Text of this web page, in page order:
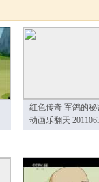
红色传奇 军鸽的秘
动画乐翻天